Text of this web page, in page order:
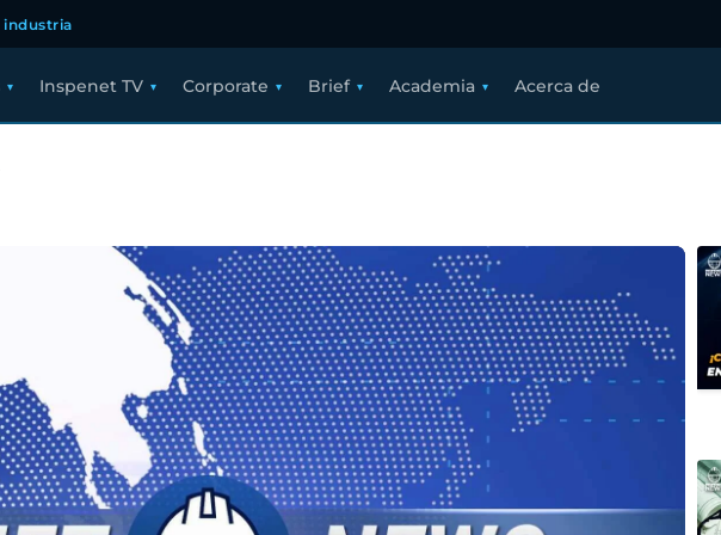
industria
Inspenet TV Corporate Brief Academia Acerca de